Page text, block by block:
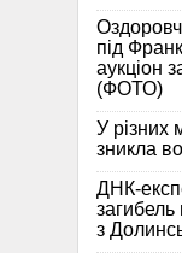
під
аукціон
(ФОТО)
У різних
зникла
ДНК-
з